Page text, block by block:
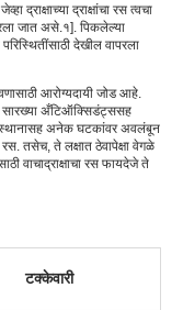
द्राक्षाच्या द्राक्षांचा रस त्वचा
जात असे.१]. पिकलेल्या
देखील वापरला
आरोग्यदायी जोड आहे.
सारख्या अँटिऑक्सिडंट्ससह
स्थानासह अनेक घटकांवर अवलंबून
रस. तसेच, ते लक्षात ठेवापेक्षा वेगळे
वाचाद्राक्षाचा रस फायदेजे ते
टक्केवारी